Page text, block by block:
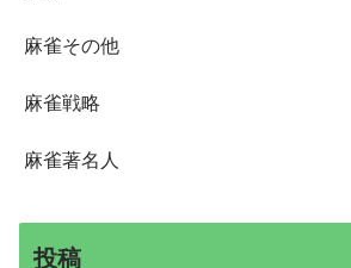
麻雀その他
麻雀戦略
麻雀著名人
投稿